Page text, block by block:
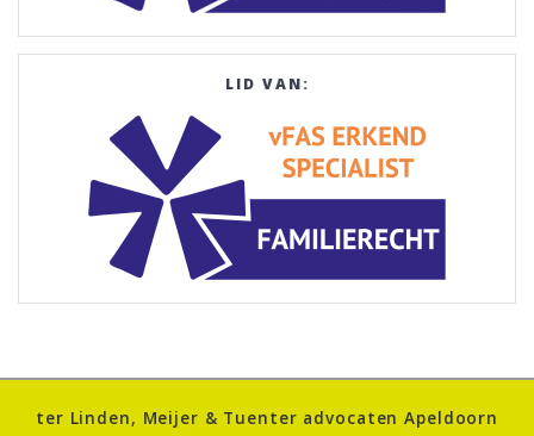
LID VAN:
ter Linden, Meijer & Tuenter advocaten Apeldoorn